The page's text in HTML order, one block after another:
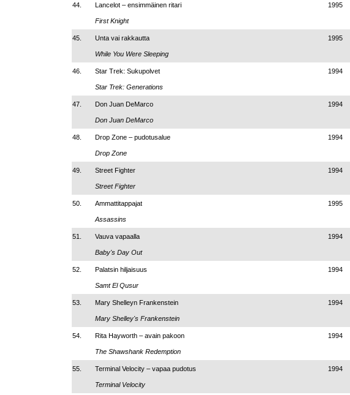
44. Lancelot – ensimmäinen ritari
First Knight
1995
45. Unta vai rakkautta
While You Were Sleeping
1995
46. Star Trek: Sukupolvet
Star Trek: Generations
1994
47. Don Juan DeMarco
Don Juan DeMarco
1994
48. Drop Zone – pudotusalue
Drop Zone
1994
49. Street Fighter
Street Fighter
1994
50. Ammattitappajat
Assassins
1995
51. Vauva vapaalla
Baby's Day Out
1994
52. Palatsin hiljaisuus
Samt El Qusur
1994
53. Mary Shelleyn Frankenstein
Mary Shelley's Frankenstein
1994
54. Rita Hayworth – avain pakoon
The Shawshank Redemption
1994
55. Terminal Velocity – vapaa pudotus
Terminal Velocity
1994